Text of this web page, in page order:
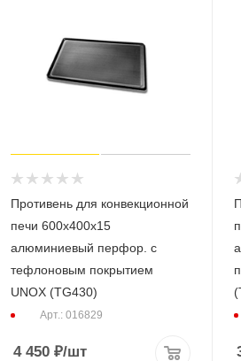
Противень для конвекционной
печи 600х400х15
алюминиевый перфор. с
тефлоновым покрытием
UNOX (TG430)
Арт.: 016829
4 450 ₽/шт